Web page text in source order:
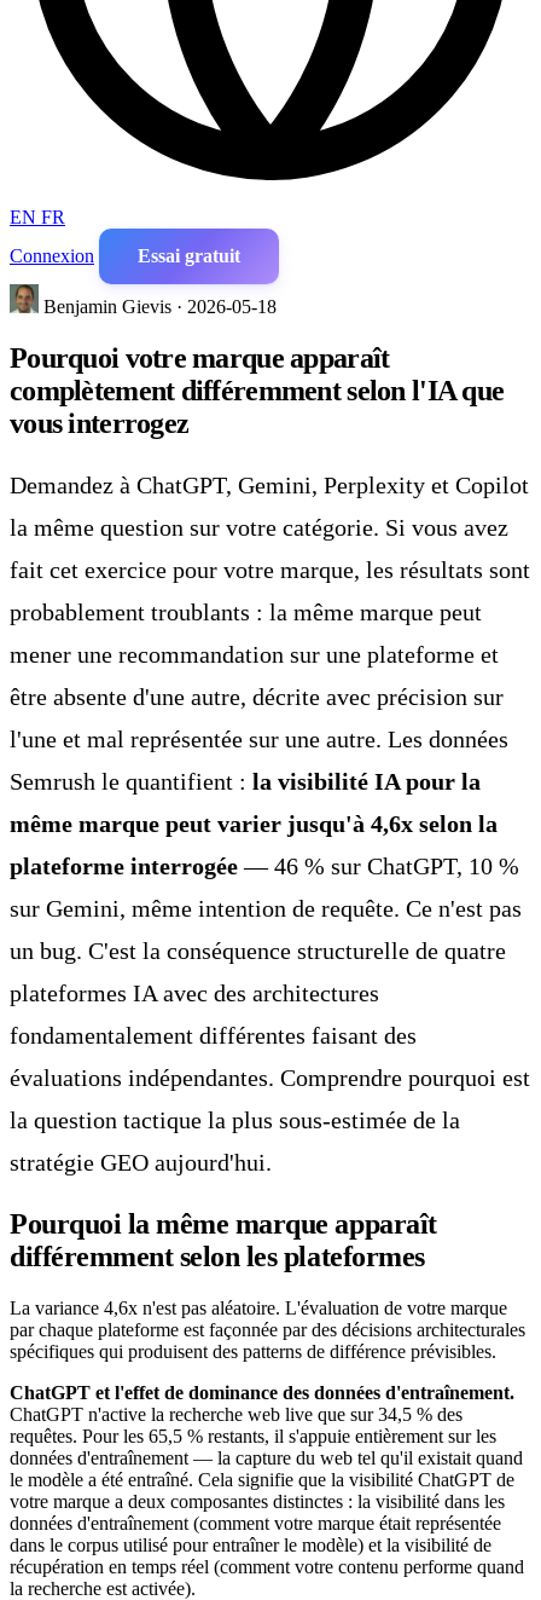
EN FR
Connexion
Essai gratuit
Benjamin Gievis · 2026-05-18
Pourquoi votre marque apparaît
complètement différemment selon l'IA que
vous interrogez
Demandez à ChatGPT, Gemini, Perplexity et Copilot
la même question sur votre catégorie. Si vous avez
fait cet exercice pour votre marque, les résultats sont
probablement troublants : la même marque peut
mener une recommandation sur une plateforme et
être absente d'une autre, décrite avec précision sur
l'une et mal représentée sur une autre. Les données
Semrush le quantifient : la visibilité IA pour la
même marque peut varier jusqu'à 4,6x selon la
plateforme interrogée— 46 % sur ChatGPT, 10 %
sur Gemini, même intention de requête. Ce n'est pas
un bug. C'est la conséquence structurelle de quatre
plateformes IA avec des architectures
fondamentalement différentes faisant des
évaluations indépendantes. Comprendre pourquoi est
la question tactique la plus sous-estimée de la
stratégie GEO aujourd'hui.
Pourquoi la même marque apparaît
différemment selon les plateformes
La variance 4,6x n'est pas aléatoire. L'évaluation de votre marque
par chaque plateforme est façonnée par des décisions architecturales
spécifiques qui produisent des patterns de différence prévisibles.
ChatGPT et l'effet de dominance des données d'entraînement.
ChatGPT n'active la recherche web live que sur 34,5 % des
requêtes. Pour les 65,5 % restants, il s'appuie entièrement sur les
données d'entraînement — la capture du web tel qu'il existait quand
le modèle a été entraîné. Cela signifie que la visibilité ChatGPT de
votre marque a deux composantes distinctes : la visibilité dans les
données d'entraînement (comment votre marque était représentée
dans le corpus utilisé pour entraîner le modèle) et la visibilité de
récupération en temps réel (comment votre contenu performe quand
la recherche est activée).